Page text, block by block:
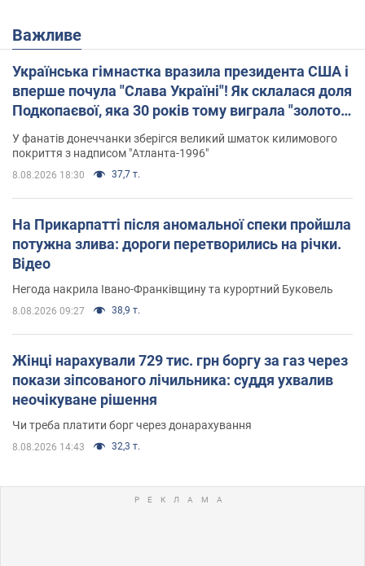
Важливе
Українська гімнастка вразила президента США і
вперше почула "Слава Україні"! Як склалася доля
Подкопаєвої, яка 30 років тому виграла "золото"
Олімпіади
У фанатів донеччанки зберігся великий шматок килимового
покриття з надписом "Атланта-1996"
8.08.2026 18:30 37,7 т.
На Прикарпатті після аномальної спеки пройшла
потужна злива: дороги перетворились на річки.
Відео
Негода накрила Івано-Франківщину та курортний Буковель
8.08.2026 09:27 38,9 т.
Жінці нарахували 729 тис. грн боргу за газ через
покази зіпсованого лічильника: суддя ухвалив
неочікуване рішення
Чи треба платити борг через донарахування
8.08.2026 14:43 32,3 т.